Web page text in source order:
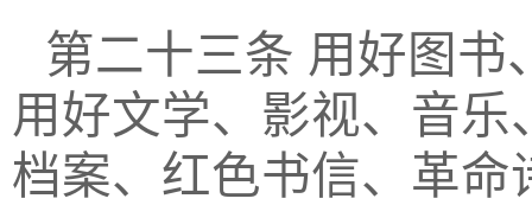
第二十三条 用好图书
用好文学、影视、音
档案、红色书信、革